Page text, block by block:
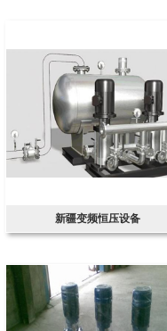
新疆变频恒压设备